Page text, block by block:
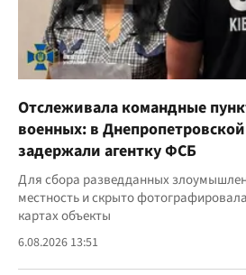
Отслеживала командные
военных: в
задержали агентку ФСБ
Для сбора разведданных
местность и скрыто
картах объекты
6.08.2026 13:51